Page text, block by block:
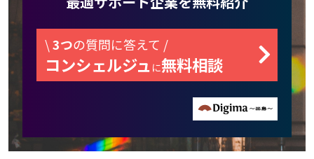
\3つの質問に答えて /
コンシェルジュ に無料相談